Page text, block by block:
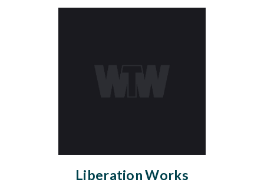
Liberation Works